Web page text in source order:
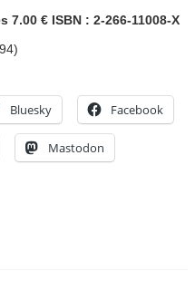
7.00 € ISBN : 2-266-11008-X
Bluesky Facebook
Mastodon